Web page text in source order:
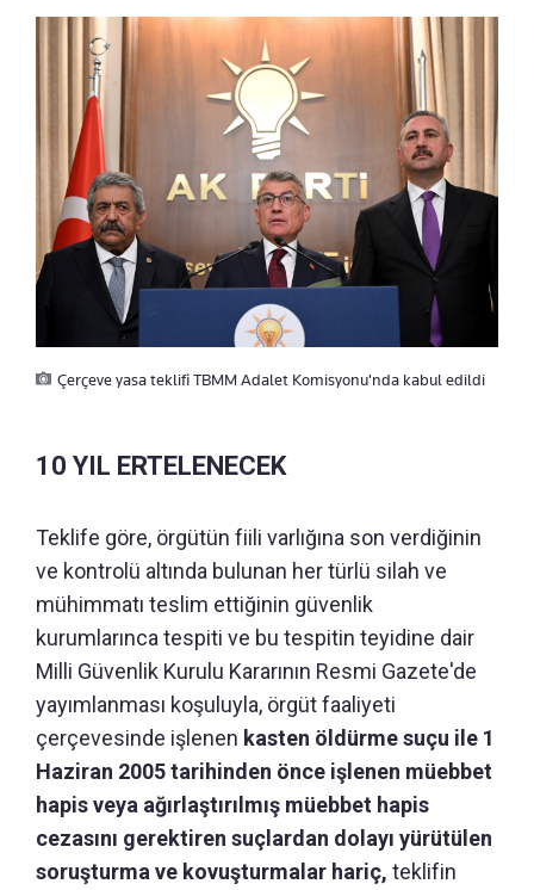
Çerçeve yasa teklifi TBMM Adalet Komisyonu'nda kabul edildi
10 YIL ERTELENECEK
Teklife göre, örgütün fiili varlığına son verdiğinin
ve kontrolü altında bulunan her türlü silah ve
mühimmatı teslim ettiğinin güvenlik
kurumlarınca tespiti ve bu tespitin teyidine dair
Milli Güvenlik Kurulu Kararının Resmi Gazete'de
yayımlanması koşuluyla, örgüt faaliyeti
çerçevesinde işlenen kasten öldürme suçu ile 1
Haziran 2005 tarihinden önce işlenen müebbet
hapis veya ağırlaştırılmış müebbet hapis
cezasını gerektiren suçlardan dolayı yürütülen
soruşturma ve kovuşturmalar hariç, teklifin